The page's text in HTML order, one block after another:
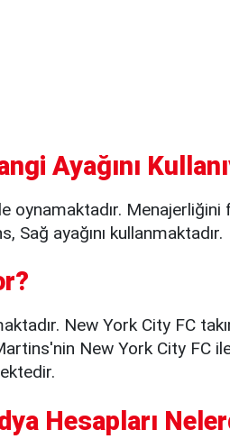
Ayağını
oynamaktadır. Menajerliğini
ayağını kullanmaktadır.
New York City FC
New York City FC
Hesapları